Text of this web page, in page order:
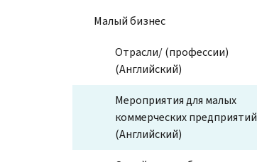
Малый бизнес
Отрасли/ (профессии)
(Английский)
Мероприятия для малых
коммерческих предприятий
(Английский)